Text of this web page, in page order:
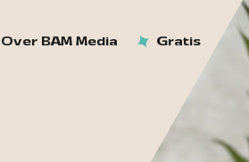
Over BAM Media Gratis